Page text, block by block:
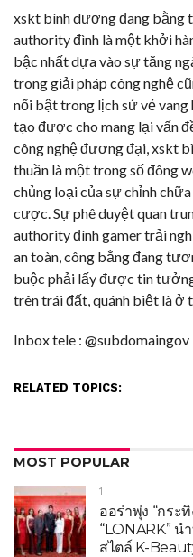
xskt bình dương đang bằng
authority đình là một khởi
bậc nhất dựa vào sự tăng
trong giải pháp công nghệ
nổi bật trong lịch sử vẻ vang
tạo được cho mang lại vấn
công nghệ đương đại, xskt
thuần là một trong số đông
chủng loại của sự chỉnh
cược. Sự phê duyệt quan
authority đình gamer trải
an toàn, công bằng đang
buộc phải lấy được tin
trên trái đất, quánh biệt là ở
Inbox tele :
RELATED TOPICS:
MOST POPULAR
1
ออร่าพุ่ง “กระ
“LONARK” น
สไตล์ K-